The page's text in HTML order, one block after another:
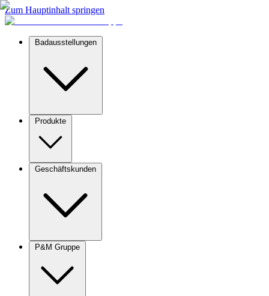
Zum Hauptinhalt springen
Badausstellungen
Produkte
Geschäftskunden
P&M Gruppe